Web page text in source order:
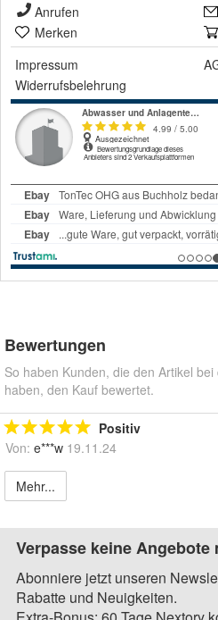
Anrufen
Merken
Impressum
Widerrufsbelehrung
Bewertungen
So haben Kunden, die den Artikel
haben, den Kauf bewertet.
Positiv
Von: e***w 19.11.24
Mehr...
Verpasse keine Angebote
Abonniere jetzt unseren
Rabatte und Neuigkeiten.